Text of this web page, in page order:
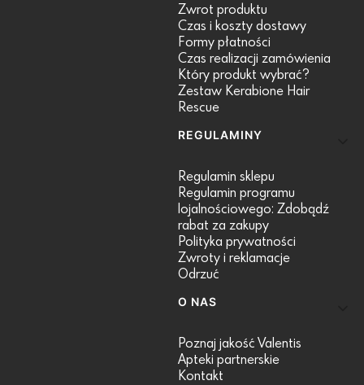
Zwrot produktu
Czas i koszty dostawy
Formy płatności
Czas realizacji zamówienia
Który produkt wybrać?
Zestaw Kerabione Hair
Rescue
REGULAMINY
Regulamin sklepu
Regulamin programu
lojalnościowego: Zdobądź
rabat za zakupy
Polityka prywatności
Zwroty i reklamacje
Odrzuć
O NAS
Poznaj jakość Valentis
Apteki partnerskie
Kontakt